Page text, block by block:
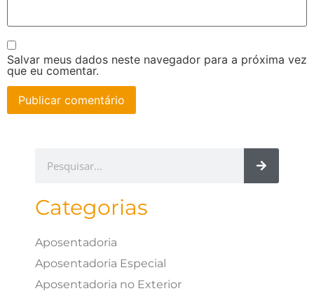
Salvar meus dados neste navegador para a próxima vez
que eu comentar.
Categorias
Aposentadoria
Aposentadoria Especial
Aposentadoria no Exterior